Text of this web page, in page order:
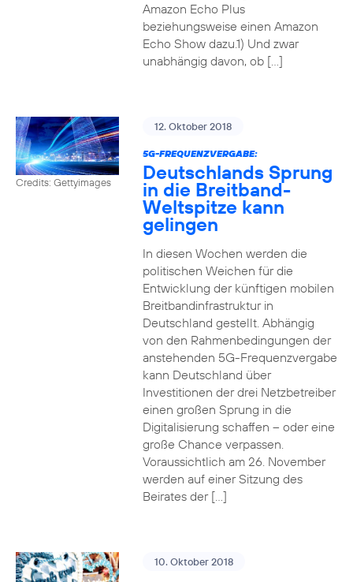
Amazon Echo Plus
beziehungsweise einen Amazon
Echo Show dazu.1) Und zwar
unabhängig davon, ob […]
Credits: Gettyimages
12. Oktober 2018
5G-FREQUENZVERGABE:
Deutschlands Sprung
in die Breitband-
Weltspitze kann
gelingen
In diesen Wochen werden die
politischen Weichen für die
Entwicklung der künftigen mobilen
Breitbandinfrastruktur in
Deutschland gestellt. Abhängig
von den Rahmenbedingungen der
anstehenden 5G-Frequenzvergabe
kann Deutschland über
Investitionen der drei Netzbetreiber
einen großen Sprung in die
Digitalisierung schaffen – oder eine
große Chance verpassen.
Voraussichtlich am 26. November
werden auf einer Sitzung des
Beirates der […]
10. Oktober 2018